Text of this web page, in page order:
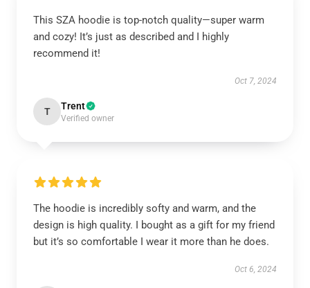
This SZA hoodie is top-notch quality—super warm
and cozy! It’s just as described and I highly
recommend it!
Oct 7, 2024
T Trent
Verified owner
The hoodie is incredibly softy and warm, and the
design is high quality. I bought as a gift for my friend
but it’s so comfortable I wear it more than he does.
Oct 6, 2024